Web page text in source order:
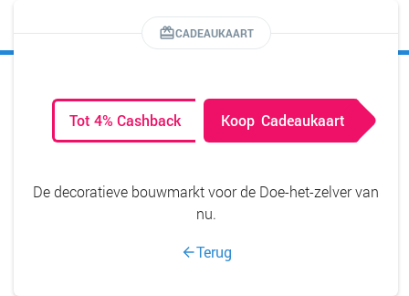
CADEAUKAART
Tot 4% Cashback Koop Cadeaukaart
De decoratieve bouwmarkt voor de Doe-het-zelver van
nu.
Terug